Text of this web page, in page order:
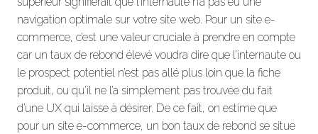
navigation optimale sur votre site web. Pour un site e-
commerce, c’est une valeur cruciale à prendre en compte
car un taux de rebond élevé voudra dire que l’internaute ou
le prospect potentiel n’est pas allé plus loin que la fiche
produit, ou qu’il ne l’a simplement pas trouvée du fait
d’une UX qui laisse à désirer. De ce fait, on estime que
pour un site e-commerce, un bon taux de rebond se situe